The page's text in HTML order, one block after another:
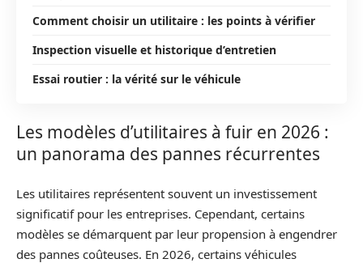
Comment choisir un utilitaire : les points à vérifier
Inspection visuelle et historique d’entretien
Essai routier : la vérité sur le véhicule
Les modèles d’utilitaires à fuir en 2026 :
un panorama des pannes récurrentes
Les utilitaires représentent souvent un investissement
significatif pour les entreprises. Cependant, certains
modèles se démarquent par leur propension à engendrer
des pannes coûteuses. En 2026, certains véhicules